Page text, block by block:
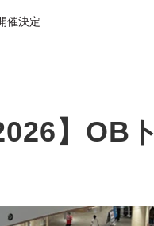
催決定
】OB